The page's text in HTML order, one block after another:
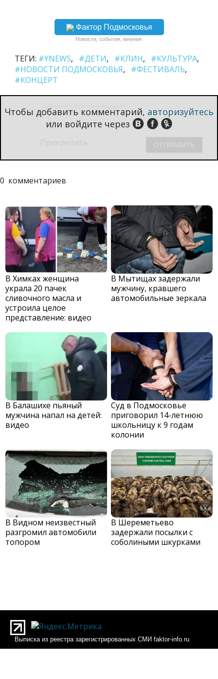
Фактор Подмосковья
Новости, события, мнения.
ТЕГИ: #YNEWS #ДЕТИ #КЛИН
#КУЛЬТУРА
#НОВОСТИ ПОДМОСКОВЬЯ
#ФЕСТИВАЛЬ
#КОНЦЕРТ
Чтобы добавить комментарий, авторизуйтесь
или войдите через
0 комментариев
В Химках женщина
украла 20 пачек
сливочного масла и
устроила целое
представление: видео
В Мытищах задержали
мужчину, кравшего
автомобильные зеркала
В Балашихе пьяный
мужчина напал на детей:
видео
Суд в Подмосковье
приговорил 14-летнюю
школьницу к 9 годам
колонии
В Видном неизвестный
разгромил автомобили
топором
В Шереметьево
задержали посылки с
соболиными шкурками
Выписка из реестра зарегистрированных СМИ faktor-info.ru